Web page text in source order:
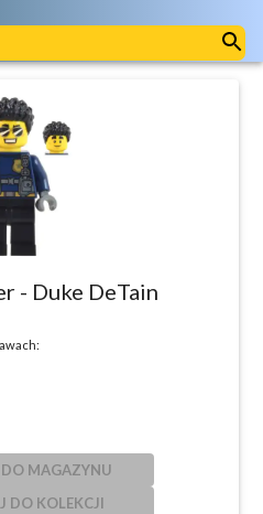
- Duke DeTain
MAGAZYNU
DO KOLEKCJI